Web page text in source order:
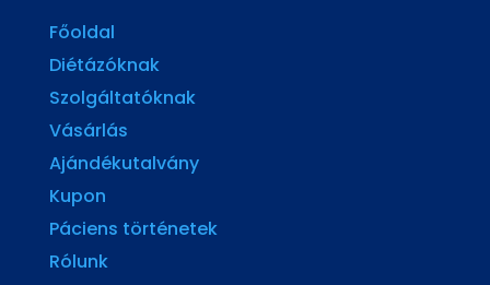
Főoldal
Diétázóknak
Szolgáltatóknak
Vásárlás
Ajándékutalvány
Kupon
Páciens történetek
Rólunk